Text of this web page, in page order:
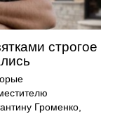
строгое
Громенко,